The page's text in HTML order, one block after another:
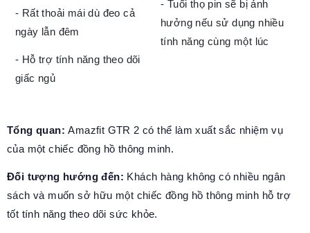
- Rất thoải mái dù đeo cả
ngày lẫn đêm
- Hỗ trợ tính năng theo dõi
giấc ngủ
- Tuổi thọ pin sẽ bị ảnh
hưởng nếu sử dụng nhiều
tính năng cùng một lúc
Tổng quan:Amazfit GTR 2 có thể làm xuất sắc nhiệm vụ
của một chiếc đồng hồ thông minh.
Đối tượng hướng đến: Khách hàng không có nhiều ngân
sách và muốn sở hữu một chiếc đồng hồ thông minh hỗ trợ
tốt tính năng theo dõi sức khỏe.